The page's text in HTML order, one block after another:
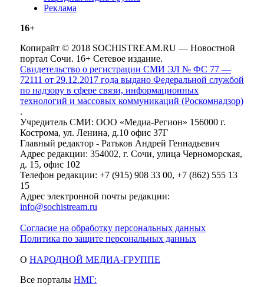
Реклама
16+
Копирайт © 2018 SOCHISTREAM.RU — Новостной
портал Сочи. 16+ Сетевое издание.
Свидетельство о регистрации СМИ ЭЛ № ФС 77 —
72111 от 29.12.2017 года выдано Федеральной службой
по надзору в сфере связи, информационных
технологий и массовых коммуникаций (Роскомнадзор)
.
Учредитель СМИ: ООО «Медиа-Регион» 156000 г.
Кострома, ул. Ленина, д.10 офис 37Г
Главный редактор - Ратьков Андрей Геннадьевич
Адрес редакции: 354002, г. Сочи, улица Черноморская,
д. 15, офис 102
Телефон редакции: +7 (915) 908 33 00, +7 (862) 555 13
15
Адрес электронной почты редакции:
info@sochistream.ru
Согласие на обработку персональных данных
Политика по защите персональных данных
О НАРОДНОЙ МЕДИА-ГРУППЕ
Все порталы НМГ: